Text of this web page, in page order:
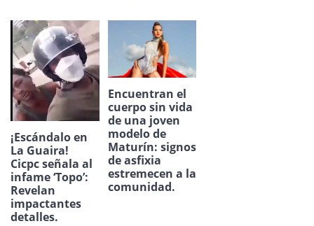
¡Escándalo en
La Guaira!
Cicpc señala al
infame ‘Topo’:
Revelan
impactantes
detalles.
Encuentran el
cuerpo sin vida
de una joven
modelo de
Maturín: signos
de asfixia
estremecen a la
comunidad.